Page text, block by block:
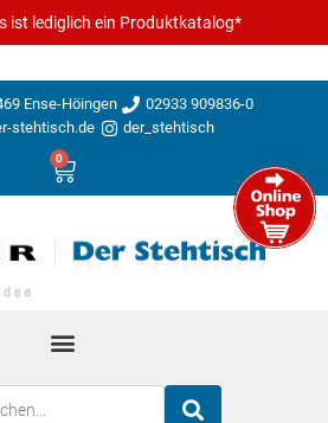
ist lediglich ein Produktkatalog*
Ense-Höingen
02933 909836-0
stehtisch.de
der_stehtisch
0